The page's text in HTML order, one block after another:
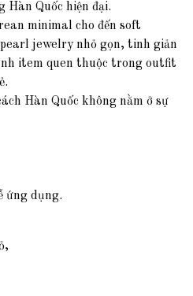
Quốc hiện đại.
minimal cho đến soft
jewelry nhỏ gọn, tinh giản
item quen thuộc trong outfit
Hàn Quốc không nằm ở sự
ứng dụng.